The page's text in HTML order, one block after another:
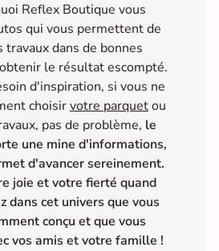
Reflex Boutique vous
qui vous permettent de
travaux dans de bonnes
le résultat escompté.
d'inspiration, si vous ne
choisirvotre parquetou
pas de problème, le
une mine d'informations,
d'avancer sereinement.
joie et votre fierté quand
dans cet univers que vous
conçu et que vous
vos amis et votre famille !